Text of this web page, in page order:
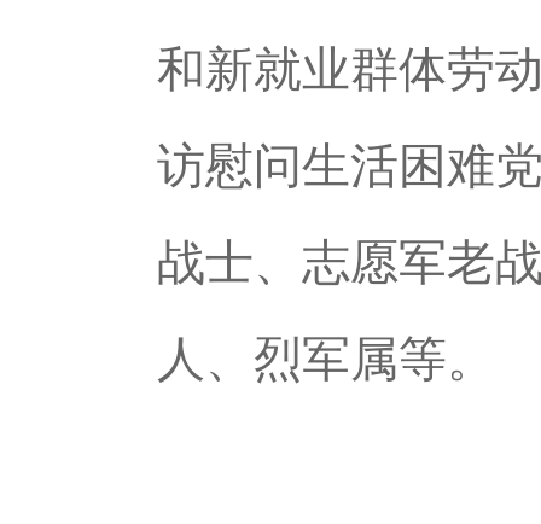
和新就业群体劳
访慰问生活困难
战士、志愿军老
人、烈军属等。